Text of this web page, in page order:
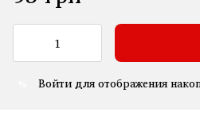
Войтидля отображения